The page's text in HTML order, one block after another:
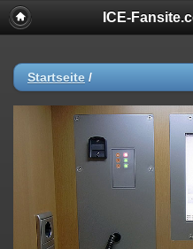
ICE-
Startseite /